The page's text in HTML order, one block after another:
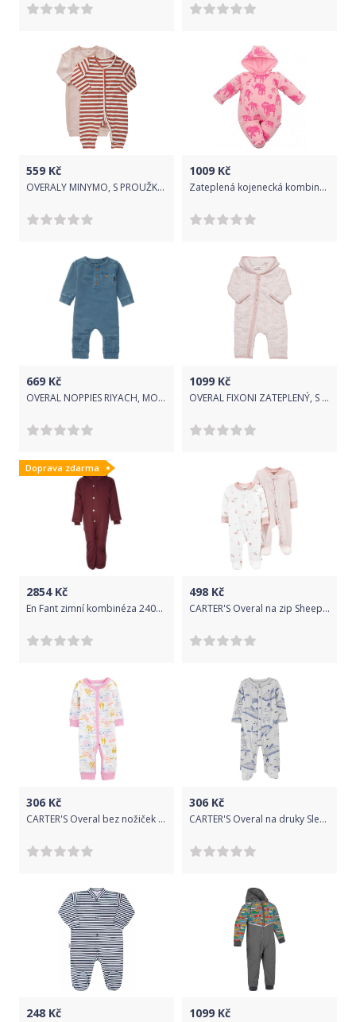
559 Kč
OVERALY MINYMO, S PROUŽKY, RŮŽOVÉ, BAVLNA Velikost: 92
1009 Kč
Zateplená kojenecká kombinéza s kapucí Baby Service Sloni růžová, Růžová, 74 (6-9m)
669 Kč
OVERAL NOPPIES RIYACH, MODRÝ Velikost: 68
1099 Kč
OVERAL FIXONI ZATEPLENÝ, S KYTIČKAMI, MAGANO CALCITE Velikost: 62
Doprava zdarma
2854Kč
En Fant zimní kombinéza 240025 - 4031 Velikost: 104
498 Kč
CARTER'S Overal na zip Sheeps&Stripes LBB 2ks holka PRE/vel. 46
306 Kč
CARTER'S Overal bez nožiček na druky Sleep&Play Pink Palm holka 3m
306 Kč
CARTER'S Overal na druky Sleep&Play Grey Ocean chlapec LBB 3m
248 Kč 1099 Kč